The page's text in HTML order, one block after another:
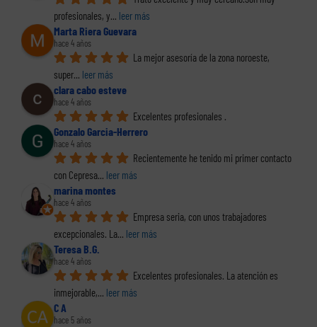
profesionales, y... leer más
Marta Riera Guevara
hace 4 años
La mejor asesoría de la zona noroeste,
super... leer más
clara cabo esteve
hace 4 años
Excelentes profesionales .
Gonzalo Garcia-Herrero
hace 4 años
Recientemente he tenido mi primer contacto
con Cepresa... leer más
marina montes
hace 4 años
Empresa seria, con unos trabajadores
excepcionales. La... leer más
Teresa B.G.
hace 4 años
Excelentes profesionales. La atención es
inmejorable,... leer más
C A
hace 5 años